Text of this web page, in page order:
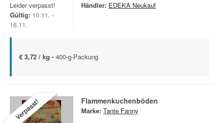
Leider verpasst!
Gültig: 10.11. -
16.11.
Händler: EDEKA Neukauf
€ 3,72 / kg - 400-g-Packung
Verpasst! Flammenkuchenböden
Marke: Tante Fanny